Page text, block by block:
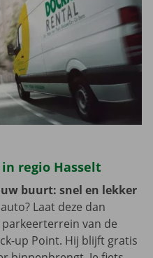
regio Hasselt
buurt: snel en lekker
Laat deze dan
van de
up Point. Hij blijft gratis